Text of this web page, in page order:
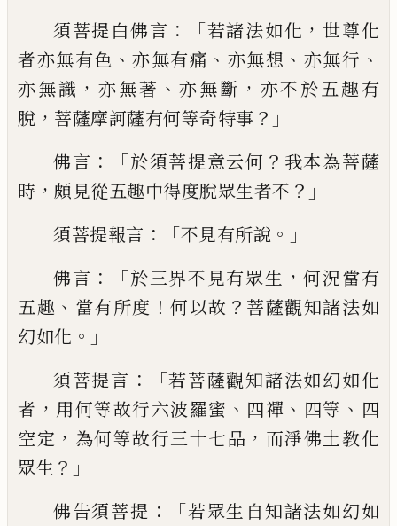
須菩提白佛言 ：「若諸法如化 ， 世尊化
者亦無有色 、亦無有痛 、 亦無想 、 亦無行 、
亦無識 ，亦無著 、亦無斷 ， 亦不於五趣有
脫 ， 菩薩摩訶薩有何等奇特事 ？」
佛言 ：「於須菩提意云何 ？ 我本為菩薩
時 ， 頗見從五趣中得度脫眾生者不 ？」
須菩提報言 ：「不見有所說 。」
佛言 ：「於三界不見有眾生 ，何況當有
五趣 、 當有所度 ！何以故 ？ 菩薩觀知諸法如
幻如化 。」
須菩提言 ：「若菩薩觀知諸法如幻如化
者 ， 用何等故行六波羅蜜 、 四禪 、 四等 、 四
空定 ， 為何等故行三十七品 ， 而淨佛土教化
眾生 ？」
佛告須菩提 ：「若眾生自知諸法如幻如